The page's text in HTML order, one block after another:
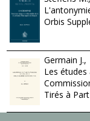
Orbis
Germain J.,
Les
Tirés à